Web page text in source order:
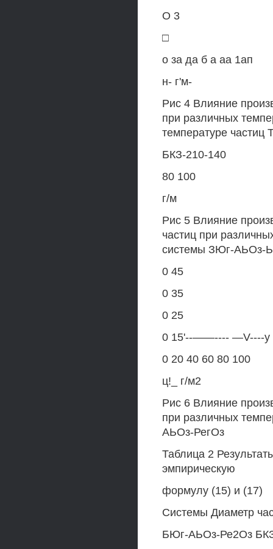
О 3
□
о за да б а аа 1ап
н- г'м-
Рис 4 Влияние
при различных
температуре
БКЗ-210-140
80 100
г/м
Рис 5 Влияние
частиц при
системы ЗЮг-АЬОз-
0 45
0 35
0 25
0 15'--——---- —V----у
0 20 40 60 80 100
ц!_ г/м2
Рис 6 Влияние
при различных
АЬОз-РегОз
Таблица 2
эмпирическую
формулу (15) и (17)
Системы Диаметр
БЮг-АЬОз-Ре2Оз